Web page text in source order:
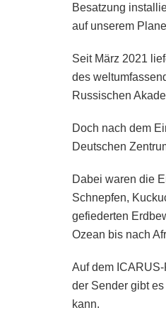
Besatzung
auf unserem
Seit März 2021
des
Russischen
Doch nach dem
Deutschen
Dabei waren die
Schnepfen,
gefiederten
Ozean bis nach
Auf dem
der Sender gibt
kann.